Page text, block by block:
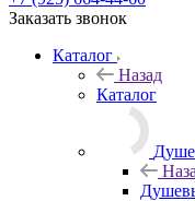
Заказать звонок
Каталог
Назад
Каталог